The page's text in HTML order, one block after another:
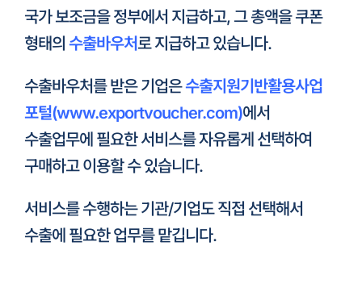
국가 보조금을 정부에서 지급하고, 그 총액을 쿠폰
형태의 수출바우처로 지급하고 있습니다.
수출바우처를 받은 기업은수출지원기반활용사업
포털(www.exportvoucher.com)에서
수출업무에 필요한 서비스를 자유롭게 선택하여
구매하고 이용할 수 있습니다.
서비스를 수행하는 기관/기업도 직접 선택해서
수출에 필요한 업무를 맡깁니다.